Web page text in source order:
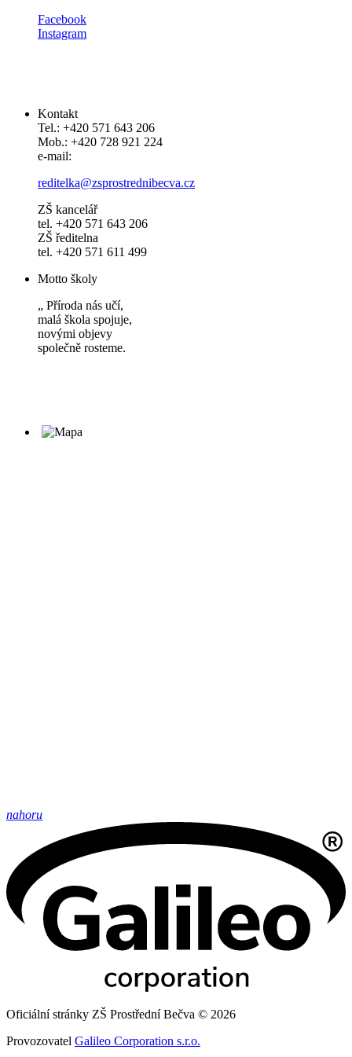
​​Facebook
Instagram
Kontakt
Tel.: +420 571 643 206
Mob.: +420 728 921 224
e-mail:
reditelka@zsprostrednibecva.cz
ZŠ kancelář
tel. +420 571 643 206
ZŠ ředitelna
tel. +420 571 611 499
Motto školy
„ Příroda nás učí,
malá škola spojuje,
novými objevy
společně rosteme.
nahoru
Oficiální stránky ZŠ Prostřední Bečva © 2026
Provozovatel Galileo Corporation s.r.o.